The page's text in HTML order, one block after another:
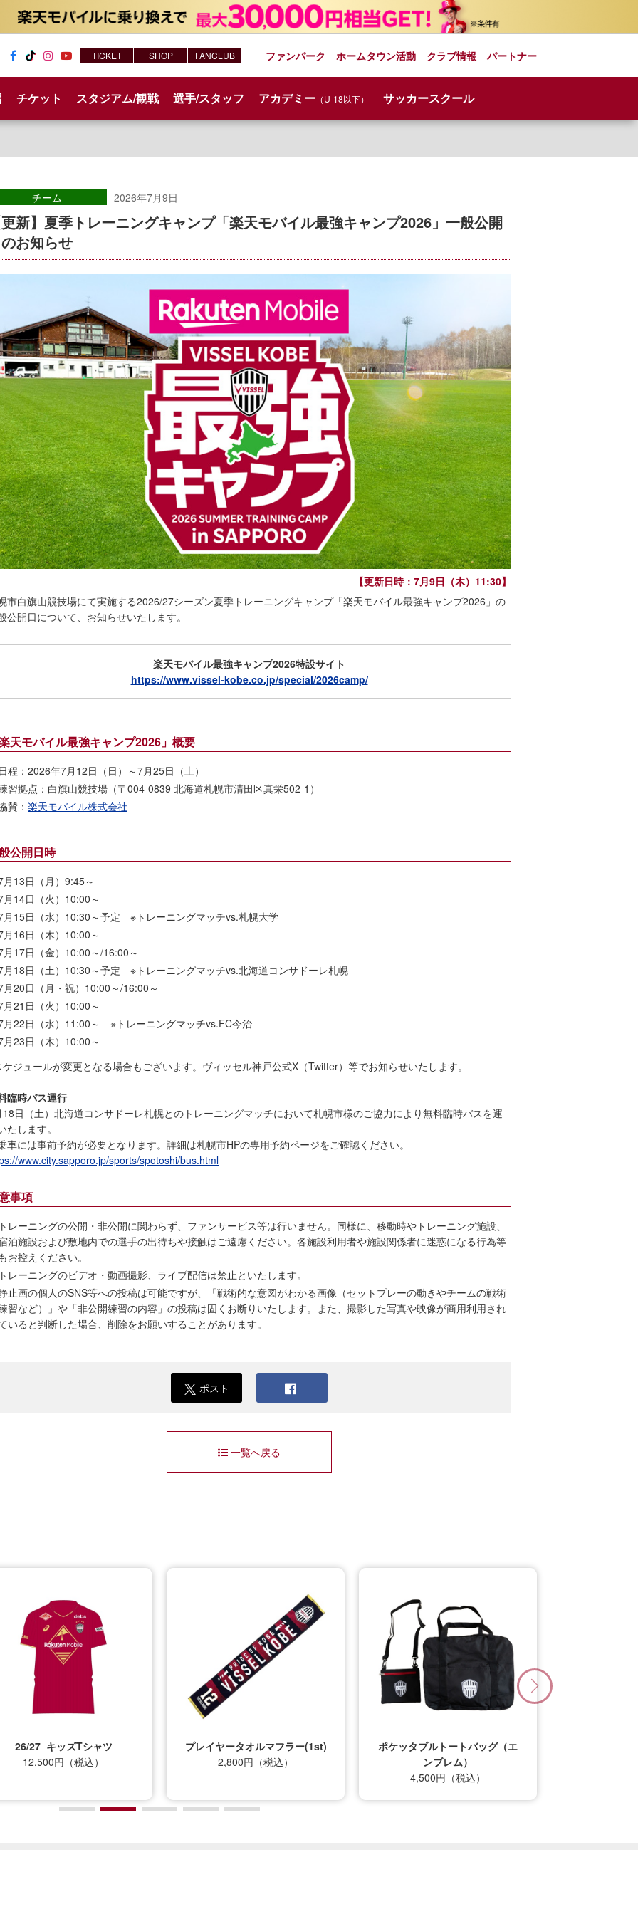
am e
チケット スタジアム/観戦 選手/スタッフ アカデミー（U-18以下） サッカースクール
ファンパーク ホームタウン活動 クラブ情報 パートナー
TICKET SHOP FANCLUB
チーム 2026年7月9日
新】夏季トレーニングキャンプ「楽天モバイル最強キャンプ2026」一般公開
お知らせ
【更新日時：7月9日（木）11:30】
市白旗山競技場にて実施する2026/27シーズン夏季トレーニングキャンプ「楽天モバイル最強キャンプ2026」の
公開日について、お知らせいたします。
楽天モバイル最強キャンプ2026特設サイト
https://www.vissel-kobe.co.jp/special/2026camp/
天モバイル最強キャンプ2026」概要
程：2026年7月12日（日）～7月25日（土）
習拠点：白旗山競技場（〒004-0839 北海道札幌市清田区真栄502-1）
賛： 楽天モバイル株式会社
公開日時
月13日（月）9:45～
月14日（火）10:00～
月15日（水）10:30～予定 ※トレーニングマッチvs.札幌大学
月16日（木）10:00～
月17日（金）10:00～/16:00～
月18日（土）10:30～予定 ※トレーニングマッチvs.北海道コンサドーレ札幌
月20日（月・祝）10:00～/16:00～
月21日（火）10:00～
月22日（水）11:00～ ※トレーニングマッチvs.FC今治
月23日（木）10:00～
ジュールが変更となる場合もございます。ヴィッセル神戸公式X（Twitter）等でお知らせいたします。
臨時バス運行
18日（土）北海道コンサドーレ札幌とのトレーニングマッチにおいて札幌市様のご協力により無料臨時バスを運
たします。
車には事前予約が必要となります。詳細は札幌市HPの専用予約ページをご確認ください。
www.city.sapporo.jp/sports/spotoshi/bus.html
事項
レーニングの公開・非公開に関わらず、ファンサービス等は行いません。同様に、移動時やトレーニング施設、
泊施設および敷地内での選手の出待ちや接触はご遠慮ください。各施設利用者や施設関係者に迷惑になる行為等
お控えください。
レーニングのビデオ・動画撮影、ライブ配信は禁止といたします。
止画の個人のSNS等への投稿は可能ですが、「戦術的な意図がわかる画像（セットプレーの動きやチームの戦術
習など）」や「非公開練習の内容」の投稿は固くお断りいたします。また、撮影した写真や映像が商用利用され
いると判断した場合、削除をお願いすることがあります。
ポスト
一覧へ戻る
イヤータオルマフラー(1st)
2,800円（税込）
ポケッタブルトートバッグ（エ
ンブレム）
26/27_【レプリカ】ユニフォー
ム（1st）
22,000円（税込）